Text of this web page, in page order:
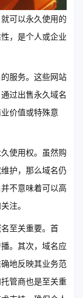
可以永久使用的
，是个人或企业
服务。这些网站
过出售永久域名
价值或特殊意
使用权。虽然购
护，那么域名仍
不意味着可以高
注。
至关重要。首
。其次，域名应
地反映其业务范
管商也是至关重